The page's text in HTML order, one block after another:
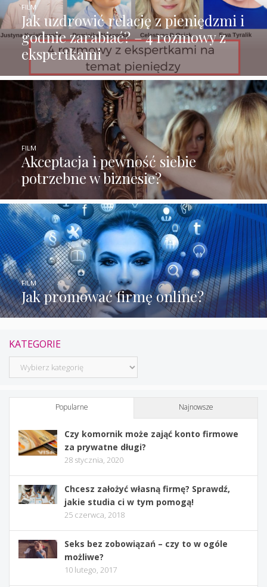
Jak uzdrowić relację z pieniędzmi i
godnie zarabiać? – 4 rozmowy z
ekspertkami
FILM
Akceptacja i pewność siebie
potrzebne w biznesie?
FILM
Jak promować firmę online?
FILM
KATEGORIE
Kategorie
Popularne Najnowsze
Czy komornik może zająć konto firmowe
za prywatne długi?
28 stycznia, 2020
Chcesz założyć własną firmę? Sprawdź,
jakie studia ci w tym pomogą!
25 czerwca, 2018
Seks bez zobowiązań – czy to w ogóle
możliwe?
10 lutego, 2017